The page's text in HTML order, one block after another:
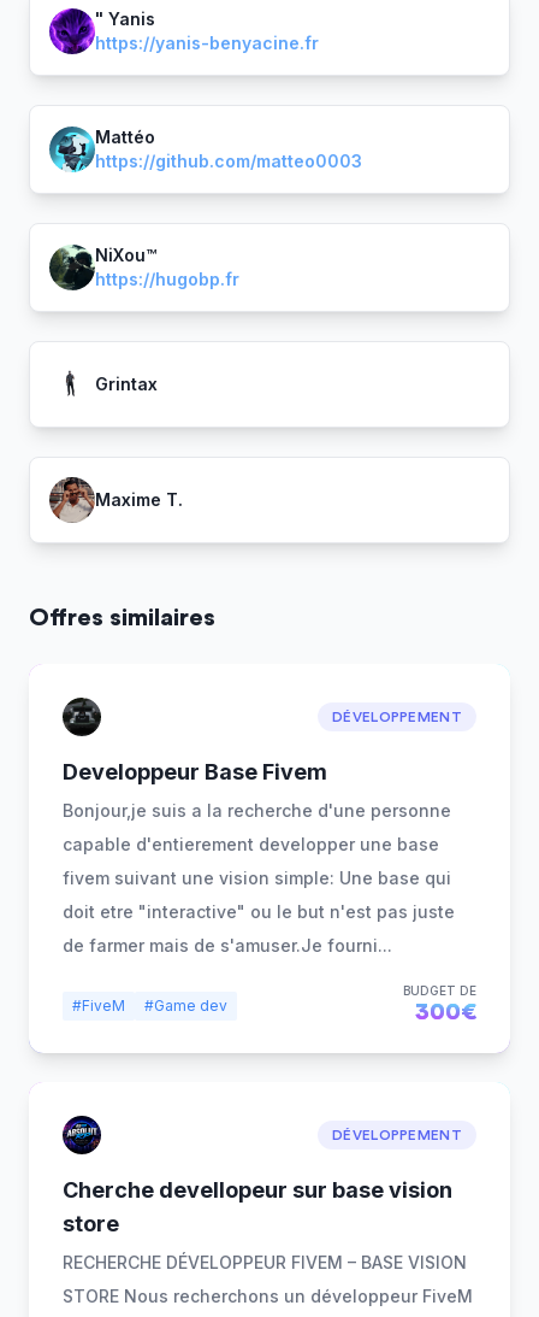
" Yanis
https://yanis-benyacine.fr
Mattéo
https://github.com/matteo0003
NiXou™
https://hugobp.fr
Grintax
Maxime T.
Offres similaires
DÉVELOPPEMENT
Developpeur Base Fivem
Bonjour,je suis a la recherche d'une personne
capable d'entierement developper une base
fivem suivant une vision simple: Une base qui
doit etre "interactive" ou le but n'est pas juste
de farmer mais de s'amuser.Je fourni...
#FiveM #Game dev
BUDGET DE
300€
DÉVELOPPEMENT
Cherche devellopeur sur base vision
store
RECHERCHE DÉVELOPPEUR FIVEM – BASE VISION
STORE Nous recherchons un développeur FiveM